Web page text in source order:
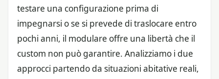
testare una configurazione prima di
impegnarsi o se si prevede di traslocare entro
pochi anni, il modulare offre una libertà che il
custom non può garantire. Analizziamo i due
approcci partendo da situazioni abitative reali,